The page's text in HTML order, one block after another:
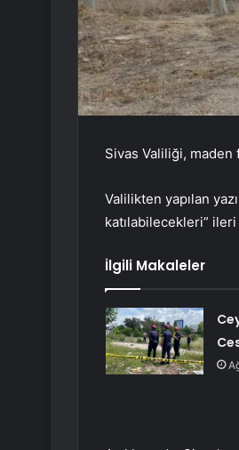
Sivas Valiliği, maden
Valilikten yapılan
katılabilecekleri”
İlgili Makaleler